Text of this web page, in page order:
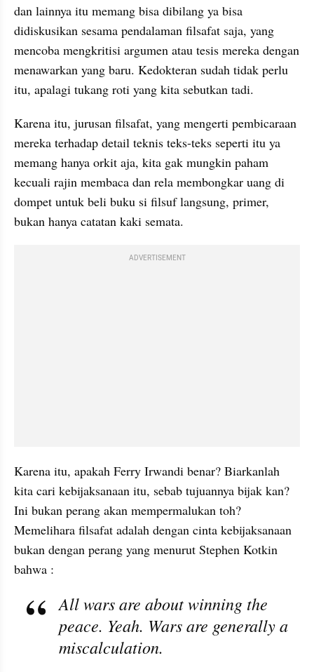
dan lainnya itu memang bisa dibilang ya bisa
didiskusikan sesama pendalaman filsafat saja, yang
mencoba mengkritisi argumen atau tesis mereka dengan
menawarkan yang baru. Kedokteran sudah tidak perlu
itu, apalagi tukang roti yang kita sebutkan tadi.
Karena itu, jurusan filsafat, yang mengerti pembicaraan
mereka terhadap detail teknis teks-teks seperti itu ya
memang hanya orkit aja, kita gak mungkin paham
kecuali rajin membaca dan rela membongkar uang di
dompet untuk beli buku si filsuf langsung, primer,
bukan hanya catatan kaki semata.
ADVERTISEMENT
Karena itu, apakah Ferry Irwandi benar? Biarkanlah
kita cari kebijaksanaan itu, sebab tujuannya bijak kan?
Ini bukan perang akan mempermalukan toh?
Memelihara filsafat adalah dengan cinta kebijaksanaan
bukan dengan perang yang menurut Stephen Kotkin
bahwa :
All wars are about winning the
peace. Yeah. Wars are generally a
miscalculation.